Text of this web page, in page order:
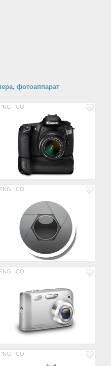
фотоаппарат
PNG ICO
PNG ICO
PNG ICO
PNG ICO